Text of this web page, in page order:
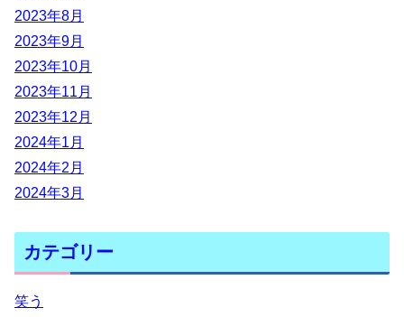
2023年8月
2023年9月
2023年10月
2023年11月
2023年12月
2024年1月
2024年2月
2024年3月
カテゴリー
笑う